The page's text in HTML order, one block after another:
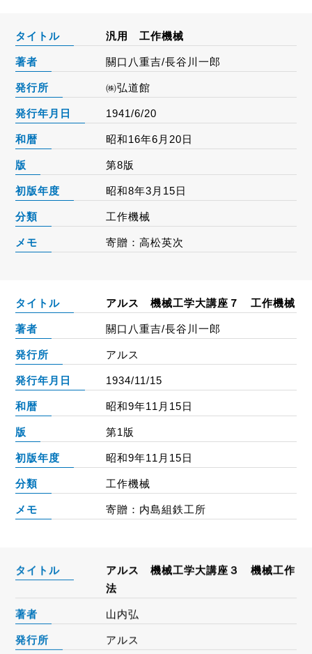
タイトル 汎用 工作機械
著者 關口八重吉/長谷川一郎
発行所 ㈱弘道館
発行年月日 1941/6/20
和暦 昭和16年6月20日
版 第8版
初版年度 昭和8年3月15日
分類 工作機械
メモ 寄贈：高松英次
タイトル アルス 機械工学大講座７ 工作機械
著者 關口八重吉/長谷川一郎
発行所 アルス
発行年月日 1934/11/15
和暦 昭和9年11月15日
版 第1版
初版年度 昭和9年11月15日
分類 工作機械
メモ 寄贈：内島組鉄工所
タイトル
アルス 機械工学大講座３ 機械工作
法
著者 山内弘
発行所 アルス